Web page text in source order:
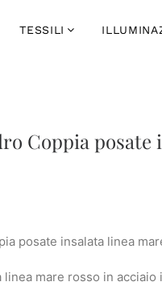
TESSILI
Coppia posate
posate insalata linea
linea mare rosso in acciaio